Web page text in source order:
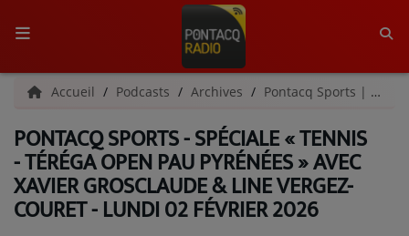
ACCUEIL
RADIO
QUI SOMMES-NOUS ?
L'ÉQUIPE
Accueil Podcasts Archives Pontacq Sports | Archives
PONTACQ SPORTS - SPÉCIALE « TENNIS
- TÉRÉGA OPEN PAU PYRÉNÉES » AVEC
XAVIER GROSCLAUDE & LINE VERGEZ-
COURET - LUNDI 02 FÉVRIER 2026